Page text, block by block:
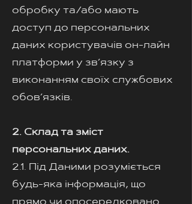
обробку та/або мають
доступ до персональних
даних користувачів он-лайн
платформи у зв’язку з
виконанням своїх службових
обов’язків.
2. Склад та зміст
персональних даних.
2.1. Під Даними розуміється
будь-яка інформація, що